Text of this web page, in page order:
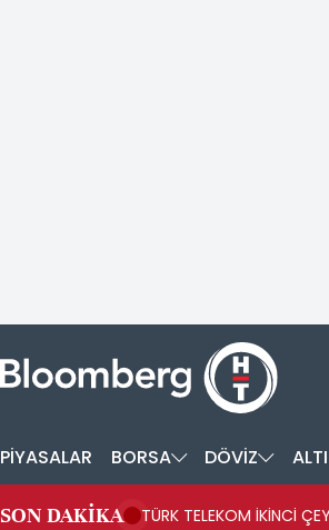
PİYASALAR BORSA DÖVİZ
SON DAKİKA TÜRK TELEKOM İKİNCİ